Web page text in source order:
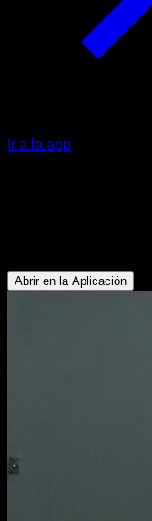
Ir a la app
Abrir en la Aplicación